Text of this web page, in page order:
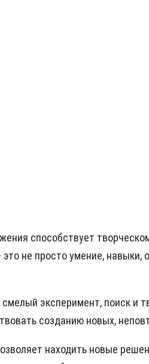
способствует
не просто умение, навыки,
эксперимент, поиск и
созданию новых,
находить новые